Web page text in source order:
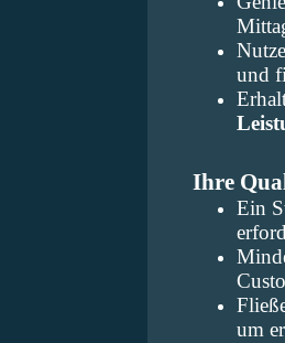
und
Ihre
Ein
um